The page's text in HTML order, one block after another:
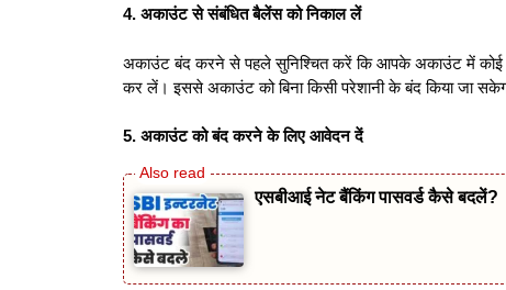
4. अकाउंट से संबंधित बैलेंस को निकाल लें
अकाउंट बंद करने से पहले सुनिश्चित करें कि आपके अकाउंट में
कर लें। इससे अकाउंट को बिना किसी परेशानी के बंद किया जा
5. अकाउंट को बंद करने के लिए आवेदन दें
एसबीआई नेट बैंकिंग पासवर्ड कैसे बदलें?